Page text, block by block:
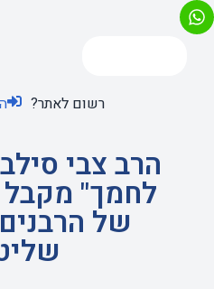
רשום לאתר?
הרב צבי
לחמך"
של